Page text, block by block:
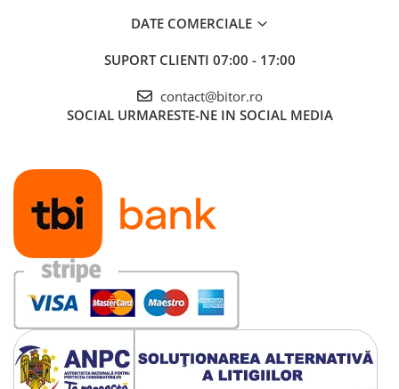
DATE COMERCIALE
SUPORT CLIENTI 07:00 - 17:00
contact@bitor.ro
SOCIAL URMARESTE-NE IN SOCIAL MEDIA